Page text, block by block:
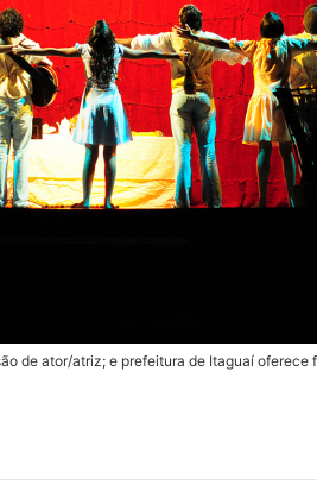
de ator/atriz; e prefeitura de Itaguaí oferece